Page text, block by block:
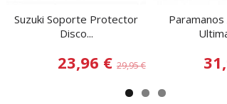
Suzuki Soporte Protector
Disco...
23,96 € 29,95 €